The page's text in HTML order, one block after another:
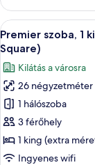
Square)
ágy
(Times
Square)
további
részletei
A
következő
szoba
összes
képének
megtekintése:
Premier
szoba,
1
10
Premier szoba, 1
Square)
Kilátás a városra
26 négyzetméter
1 hálószoba
3 férőhely
1 king (extra
Ingyenes wifi